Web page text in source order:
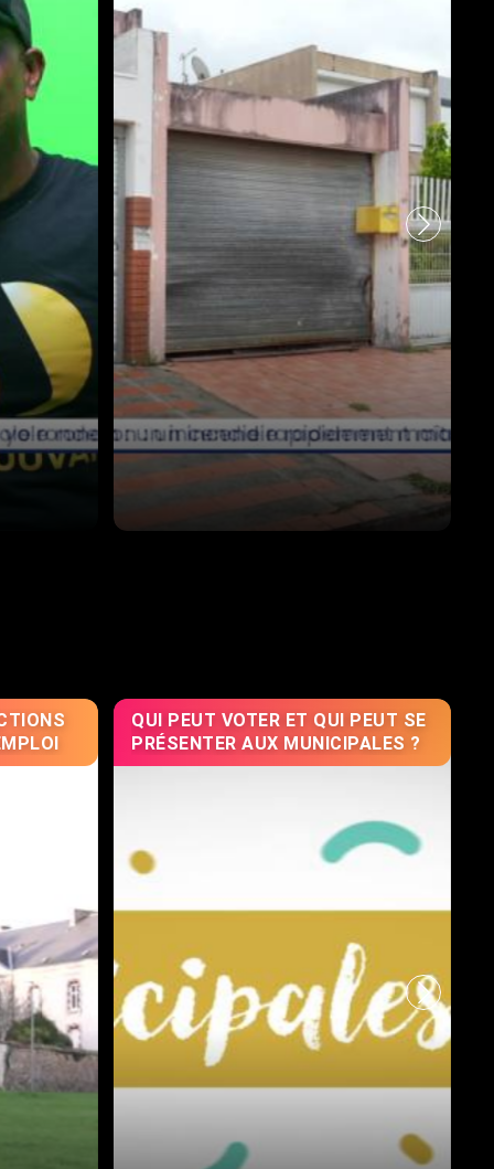
QUI PEUT VOTER ET QUI PEUT SE
PRÉSENTER AUX MUNICIPALES ?